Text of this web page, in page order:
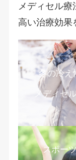
メディセル
高い治療効果
冬の冷え
メディセ
スポー